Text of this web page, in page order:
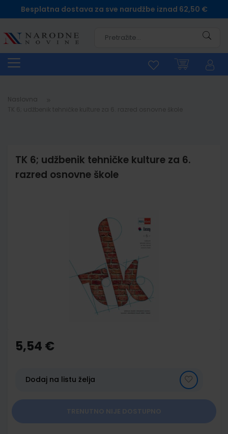
Besplatna dostava za sve narudžbe iznad 62,50 €
Naslovna
TK 6; udžbenik tehničke kulture za 6.
razred osnovne škole
the
beginning
gallery
5,54 €
Dodaj na listu želja